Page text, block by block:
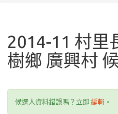
2014-11 村里
樹鄉 廣興村
候選人資料錯誤嗎？立即 編輯 。